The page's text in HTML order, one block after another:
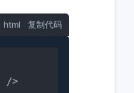
html 复制代码
/>